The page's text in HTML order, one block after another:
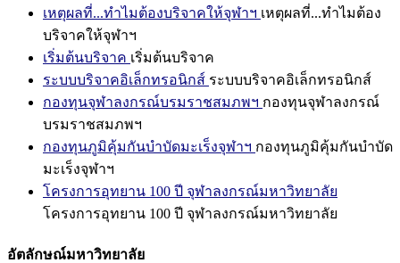
เหตุผลที่...ทำไมต้องบริจาคให้จุฬาฯ เหตุผลที่...ทำไมต้อง
บริจาคให้จุฬาฯ
เริ่มต้นบริจาค เริ่มต้นบริจาค
ระบบบริจาคอิเล็กทรอนิกส์ ระบบบริจาคอิเล็กทรอนิกส์
กองทุนจุฬาลงกรณ์บรมราชสมภพฯ กองทุนจุฬาลงกรณ์
บรมราชสมภพฯ
กองทุนภูมิคุ้มกันบำบัดมะเร็งจุฬาฯ กองทุนภูมิคุ้มกันบำบัด
มะเร็งจุฬาฯ
โครงการอุทยาน 100 ปี จุฬาลงกรณ์มหาวิทยาลัย
โครงการอุทยาน 100 ปี จุฬาลงกรณ์มหาวิทยาลัย
อัตลักษณ์มหาวิทยาลัย